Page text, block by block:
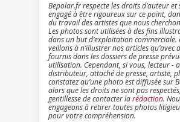
Bepolar.fr respecte les droits d’auteur et
engagé à être rigoureux sur ce point,
du travail des artistes que nous
Les photos sont utilisées à des fins
dans un but d’exploitation commerciale.
veillons à n’illustrer nos articles qu’avec
fournis dans les dossiers de presse
utilisation. Cependant, si vous, lecteur -
distributeur, attaché de presse, artiste,
constatez qu’une photo est diffusée sur
alors que les droits ne sont pas
gentillesse de contacter larédaction.
engageons à retirer toutes photos
pour votre compréhension.